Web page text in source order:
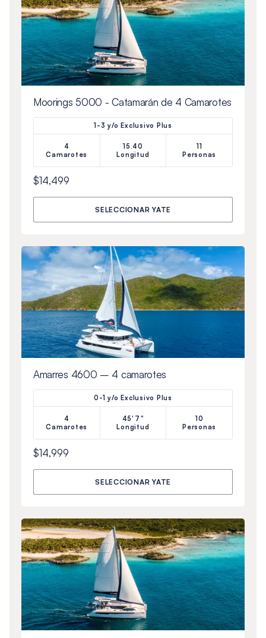
Moorings 5000 - Catamarán de 4 Camarotes
1-3 y/o Exclusivo Plus
4
Camarotes
15.40
Longitud
11
Personas
$14,499
SELECCIONAR YATE
Amarres 4600 – 4 camarotes
0-1 y/o Exclusivo Plus
4
Camarotes
45'7"
Longitud
10
Personas
$14,999
SELECCIONAR YATE